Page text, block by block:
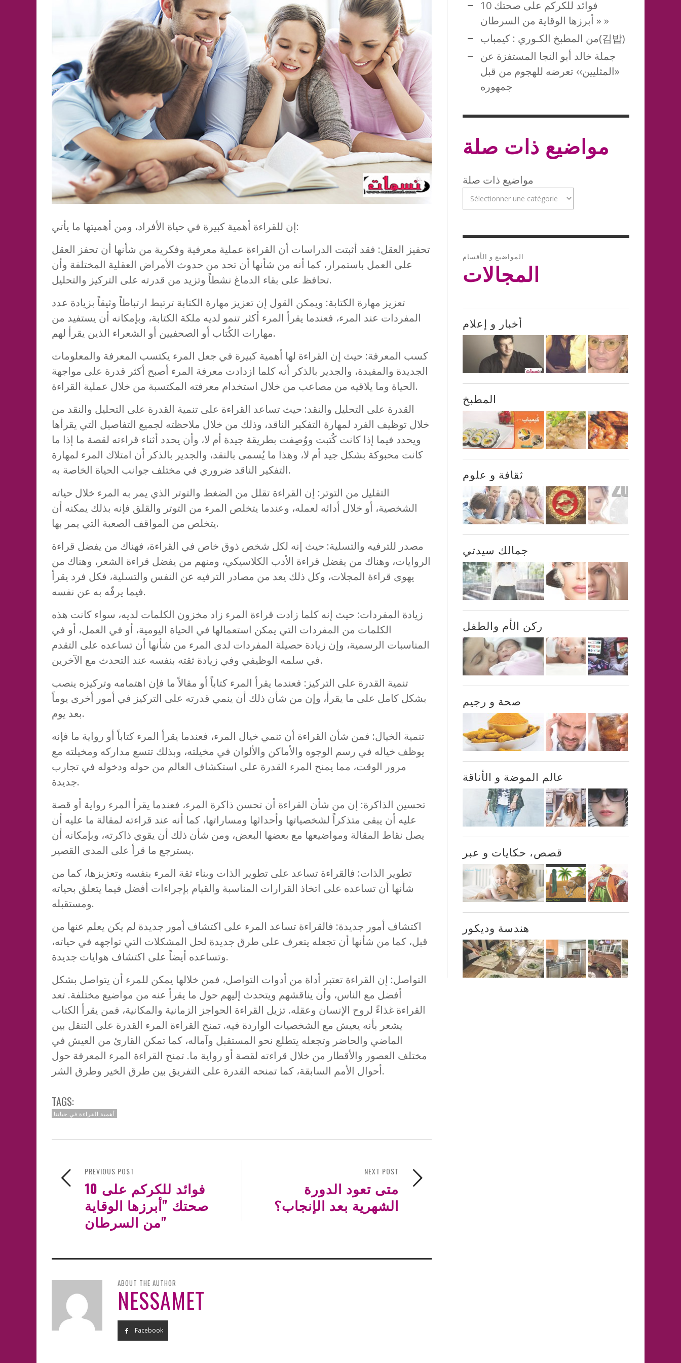
إن للقراءة أهمية كبيرة في حياة الأفراد، ومن أهميتها ما يأتي:
تحفيز العقل: فقد أثبتت الدراسات أن القراءة عملية معرفية وفكرية من شأنها أن تحفز العقل
على العمل باستمرار، كما أنه من شأنها أن تحد من حدوث الأمراض العقلية المختلفة وأن
تحافظ على بقاء الدماغ نشطاً وتزيد من قدرته على التركيز والتحليل.
تعزيز مهارة الكتابة: ويمكن القول إن تعزيز مهارة الكتابة ترتبط ارتباطاً وثيقاً بزيادة عدد
المفردات عند المرء، فعندما يقرأ المرء أكثر تنمو لديه ملكة الكتابة، وبإمكانه أن يستفيد من
مهارات الكُتاب أو الصحفيين أو الشعراء الذين يقرأ لهم.
كسب المعرفة: حيث إن القراءة لها أهمية كبيرة في جعل المرء يكتسب المعرفة والمعلومات
الجديدة والمفيدة، والجدير بالذكر أنه كلما ازدادت معرفة المرء أصبح أكثر قدرة على مواجهة
الحياة وما يلاقيه من مصاعب من خلال استخدام معرفته المكتسبة من خلال عملية القراءة.
القدرة على التحليل والنقد: حيث تساعد القراءة على تنمية القدرة على التحليل والنقد من
خلال توظيف الفرد لمهارة التفكير الناقد، وذلك من خلال ملاحظته لجميع التفاصيل التي يقرأها
ويحدد فيما إذا كانت كُتبت ووُصِفت بطريقة جيدة أم لا، وأن يحدد أثناء قراءته لقصة ما إذا ما
كانت محبوكة بشكل جيد أم لا، وهذا ما يُسمى بالنقد، والجدير بالذكر أن امتلاك المرء لمهارة
التفكير الناقد ضروري في مختلف جوانب الحياة الخاصة به.
التقليل من التوتر: إن القراءة تقلل من الضغط والتوتر الذي يمر به المرء خلال حياته
الشخصية، أو خلال أدائه لعمله، وعندما يتخلص المرء من التوتر والقلق فإنه بذلك يمكنه أن
يتخلص من المواقف الصعبة التي يمر بها.
مصدر للترفيه والتسلية: حيث إنه لكل شخص ذوق خاص في القراءة، فهناك من يفضل قراءة
الروايات، وهناك من يفضل قراءة الأدب الكلاسيكي، ومنهم من يفضل قراءة الشعر، وهناك من
يهوى قراءة المجلات، وكل ذلك يعد من مصادر الترفيه عن النفس والتسلية، فكل فرد يقرأ
فيما يرفّه به عن نفسه.
زيادة المفردات: حيث إنه كلما زادت قراءة المرء زاد مخزون الكلمات لديه، سواء كانت هذه
الكلمات من المفردات التي يمكن استعمالها في الحياة اليومية، أو في العمل، أو في
المناسبات الرسمية، وإن زيادة حصيلة المفردات لدى المرء من شأنها أن تساعده على التقدم
في سلمه الوظيفي وفي زيادة ثقته بنفسه عند التحدث مع الآخرين.
تنمية القدرة على التركيز: فعندما يقرأ المرء كتاباً أو مقالاً ما فإن اهتمامه وتركيزه ينصب
بشكل كامل على ما يقرأ، وإن من شأن ذلك أن ينمي قدرته على التركيز في أمور أخرى يوماً
بعد يوم.
تنمية الخيال: فمن شأن القراءة أن تنمي خيال المرء، فعندما يقرأ المرء كتاباً أو رواية ما فإنه
يوظف خياله في رسم الوجوه والأماكن والألوان في مخيلته، وبذلك تتسع مداركه ومخيلته مع
مرور الوقت، مما يمنح المرء القدرة على استكشاف العالم من حوله ودخوله في تجارب
جديدة.
تحسين الذاكرة: إن من شأن القراءة أن تحسن ذاكرة المرء، فعندما يقرأ المرء رواية أو قصة
عليه أن يبقى متذكراً لشخصياتها وأحداثها ومساراتها، كما أنه عند قراءته لمقالة ما عليه أن
يصل نقاط المقالة ومواضيعها مع بعضها البعض، ومن شأن ذلك أن يقوي ذاكرته، وبإمكانه أن
يسترجع ما قرأ على المدى القصير.
تطوير الذات: فالقراءة تساعد على تطوير الذات وبناء ثقة المرء بنفسه وتعزيزها، كما من
شأنها أن تساعده على اتخاذ القرارات المناسبة والقيام بإجراءات أفضل فيما يتعلق بحياته
ومستقبله.
اكتشاف أمور جديدة: فالقراءة تساعد المرء على اكتشاف أمور جديدة لم يكن يعلم عنها من
قبل، كما من شأنها أن تجعله يتعرف على طرق جديدة لحل المشكلات التي تواجهه في حياته،
وتساعده أيضاً على اكتشاف هوايات جديدة.
التواصل: إن القراءة تعتبر أداة من أدوات التواصل، فمن خلالها يمكن للمرء أن يتواصل بشكل
أفضل مع الناس، وأن يناقشهم ويتحدث إليهم حول ما يقرأ عنه من مواضيع مختلفة. تعد
القراءة غذاءً لروح الإنسان وعقله. تزيل القراءة الحواجز الزمانية والمكانية، فمن يقرأ الكتاب
يشعر بأنه يعيش مع الشخصيات الواردة فيه. تمنح القراءة المرء القدرة على التنقل بين
الماضي والحاضر وتجعله يتطلع نحو المستقبل وآماله، كما تمكن القارئ من العيش في
مختلف العصور والأقطار من خلال قراءته لقصة أو رواية ما. تمنح القراءة المرء المعرفة حول
أحوال الأمم السابقة، كما تمنحه القدرة على التفريق بين طرق الخير وطرق الشر.
TAGS:
أهمية القراءة في حياتنا
NEXT POST
متى تعود الدورة
الشهرية بعد الإنجاب؟
PREVIOUS POST
10 فوائد للكركم على
صحتك "أبرزها الوقاية
من السرطان"
ABOUT THE AUTHOR
NESSAMET
Facebook
10 فوائد للكركم على صحتك
« أبرزها الوقاية من السرطان »
من المطبخ الكـوري : كيمباب(김밥)
جملة خالد أبو النجا المستفزة عن
«المثليين›› تعرضه للهجوم من قبل
جمهوره
مواضيع ذات صلة
مواضيع ذات صلة
المواضيع و الأقسام
المجالات
أخبار و إعلام
المطبخ
ثقافة و علوم
جمالك سيدتي
ركن الأم والطفل
صحة و رجيم
عالم الموضة و الأناقة
قصص، حكايات و عبر
هندسة وديكور